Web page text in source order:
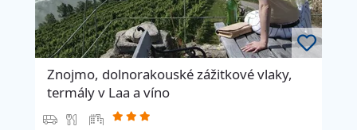
Znojmo, dolnorakouské zážitkové vlaky,
termály v Laa a víno